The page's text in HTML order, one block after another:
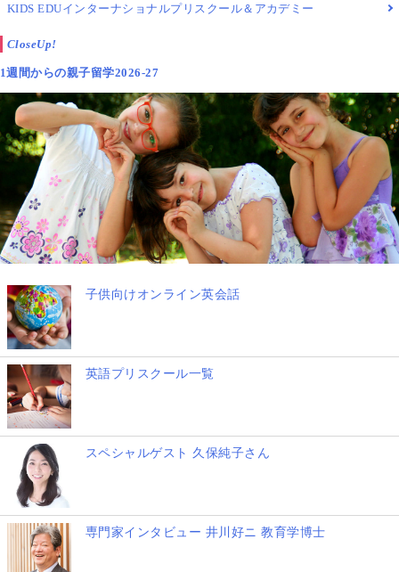
KIDS EDUインターナショナルプリスクール＆アカデミー
CloseUp!
1週間からの親子留学2026-27
子供向けオンライン英会話
英語プリスクール一覧
スペシャルゲスト 久保純子さん
専門家インタビュー 井川好ニ 教育学博士